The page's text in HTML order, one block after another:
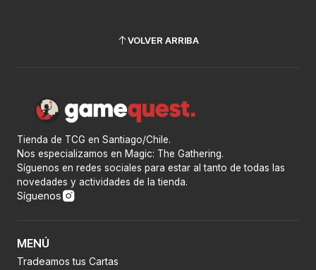
VOLVER ARRIBA
Tienda de TCG en Santiago/Chile.
Nos especializamos en Magic: The Gathering.
Síguenos en redes sociales para estar al tanto de todas las
novedades y actividades de la tienda.
Síguenos
MENÚ
Tradeamos tus Cartas